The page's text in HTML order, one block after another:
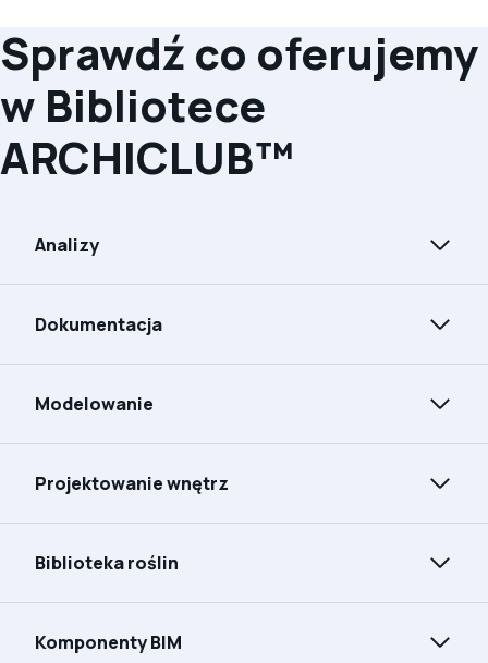
Sprawdź co oferujemy
w Bibliotece
ARCHICLUB™
Analizy
Dokumentacja
Modelowanie
Projektowanie wnętrz
Biblioteka roślin
Komponenty BIM